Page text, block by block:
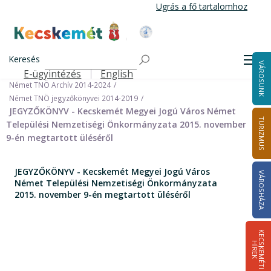
tartalomra
Ugrás a fő tartalomhoz
Kecskemét Város Honlapja
Keresés
Felső navigáció
E-ügyintézés English VÁROSUNK
TURIZMUS
VÁROSHÁZA
K
E
C
S
K
E
M
É
T
I
HÍ
R
E
K
Önkormányzat
Nemzetiségi Önkormányzatok
Német Települési Nemzetiségi Önkormányzat
Német TNÖ Archív 2014-2024
Német TNÖ jegyzőkönyvei 2014-2019
JEGYZŐKÖNYV - Kecskemét Megyei Jogú Város Német
Települési Nemzetiségi Önkormányzata 2015. november
9-én megtartott üléséről
JEGYZŐKÖNYV - Kecskemét Megyei Jogú Város
Német Települési Nemzetiségi Önkormányzata
2015. november 9-én megtartott üléséről